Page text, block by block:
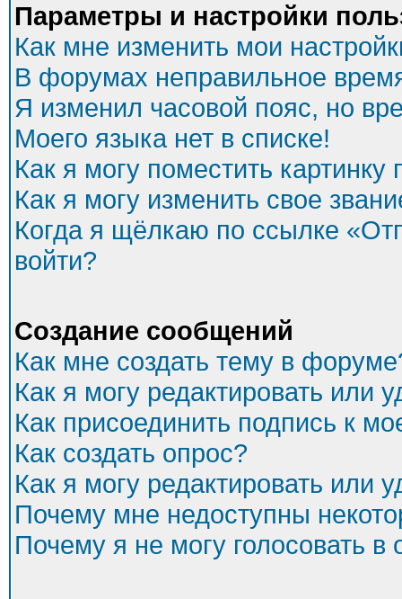
Параметры и настройки
Как мне изменить мои
В форумах неправильное
Я изменил часовой пояс, но
Моего языка нет в списке!
Как я могу поместить
Как я могу изменить свое
Когда я щёлкаю по ссылке
войти?
Создание сообщений
Как мне создать тему в
Как я могу редактировать или
Как присоединить подпись к
Как создать опрос?
Как я могу редактировать или
Почему мне недоступны
Почему я не могу голосовать в